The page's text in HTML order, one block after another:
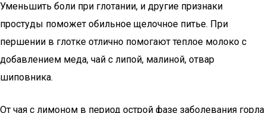
Уменьшить боли при глотании, и другие признаки
простуды поможет обильное щелочное питье. При
першении в глотке отлично помогают теплое молоко с
добавлением меда, чай с липой, малиной, отвар
шиповника.
От чая с лимоном в период острой фазе заболевания горла